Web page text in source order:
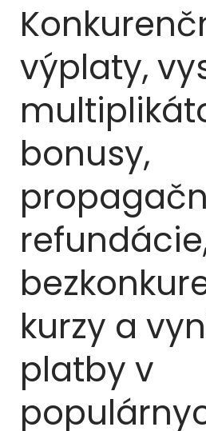
výplaty,
bonusy,
kurzy a
platby v